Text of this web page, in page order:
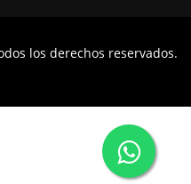
los derechos reservados.